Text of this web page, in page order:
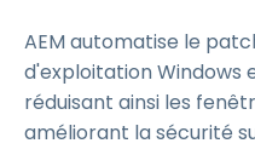
AEM automatise le
d'exploitation Windows
réduisant ainsi les
améliorant la sécurité